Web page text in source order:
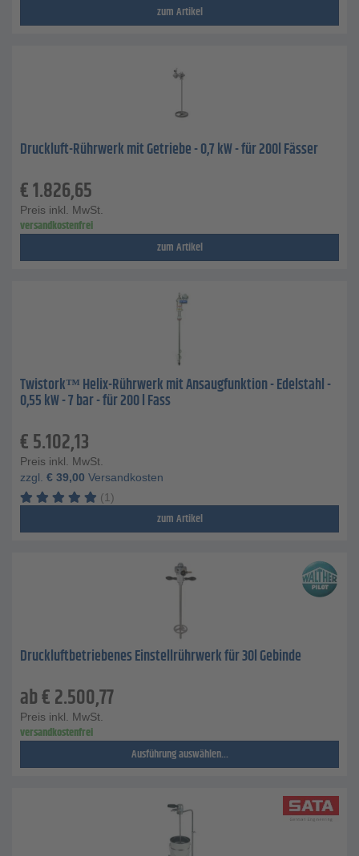
zum Artikel
Druckluft-Rührwerk mit Getriebe - 0,7 kW - für 200l Fässer
€1.826,65
Preis inkl. MwSt.
versandkostenfrei
zum Artikel
Twistork™ Helix-Rührwerk mit Ansaugfunktion - Edelstahl -
0,55 kW - 7 bar - für 200 l Fass
€5.102,13
Preis inkl. MwSt.
zzgl. € 39,00 Versandkosten
(1)
zum Artikel
Druckluftbetriebenes Einstellrührwerk für 30l Gebinde
ab€2.500,77
Preis inkl. MwSt.
versandkostenfrei
Ausführung auswählen...